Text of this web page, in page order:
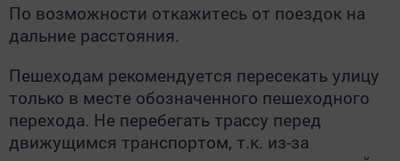
По возможности откажитесь от поездок на
дальние расстояния.
Пешеходам рекомендуется пересекать улицу
только в месте обозначенного пешеходного
перехода. Не перебегать трассу перед
движущимся транспортом, т.к. из-за